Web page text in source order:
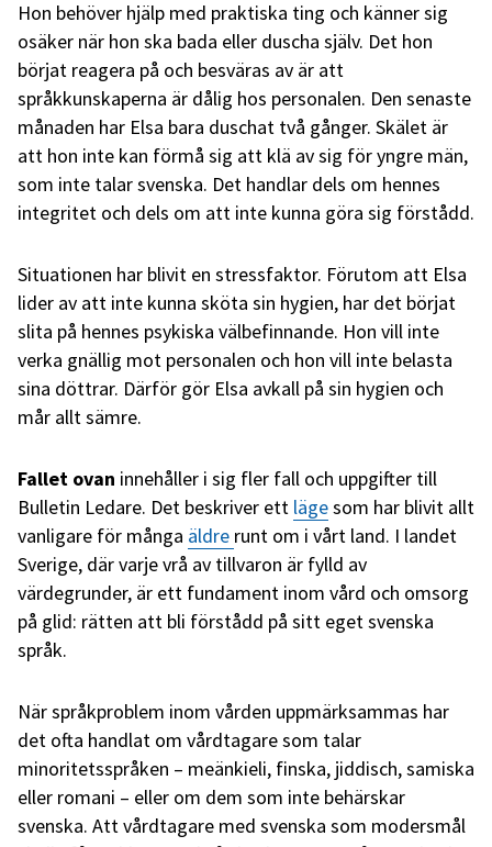
Hon behöver hjälp med praktiska ting och känner sig
osäker när hon ska bada eller duscha själv. Det hon
börjat reagera på och besväras av är att
språkkunskaperna är dålig hos personalen. Den senaste
månaden har Elsa bara duschat två gånger. Skälet är
att hon inte kan förmå sig att klä av sig för yngre män,
som inte talar svenska. Det handlar dels om hennes
integritet och dels om att inte kunna göra sig förstådd.
Situationen har blivit en stressfaktor. Förutom att Elsa
lider av att inte kunna sköta sin hygien, har det börjat
slita på hennes psykiska välbefinnande. Hon vill inte
verka gnällig mot personalen och hon vill inte belasta
sina döttrar. Därför gör Elsa avkall på sin hygien och
mår allt sämre.
Fallet ovan innehåller i sig fler fall och uppgifter till
Bulletin Ledare. Det beskriver ett lägesom har blivit allt
vanligare för många äldre runt om i vårt land. I landet
Sverige, där varje vrå av tillvaron är fylld av
värdegrunder, är ett fundament inom vård och omsorg
på glid: rätten att bli förstådd på sitt eget svenska
språk.
När språkproblem inom vården uppmärksammas har
det ofta handlat om vårdtagare som talar
minoritetsspråken – meänkieli, finska, jiddisch, samiska
eller romani – eller om dem som inte behärskar
svenska. Att vårdtagare med svenska som modersmål